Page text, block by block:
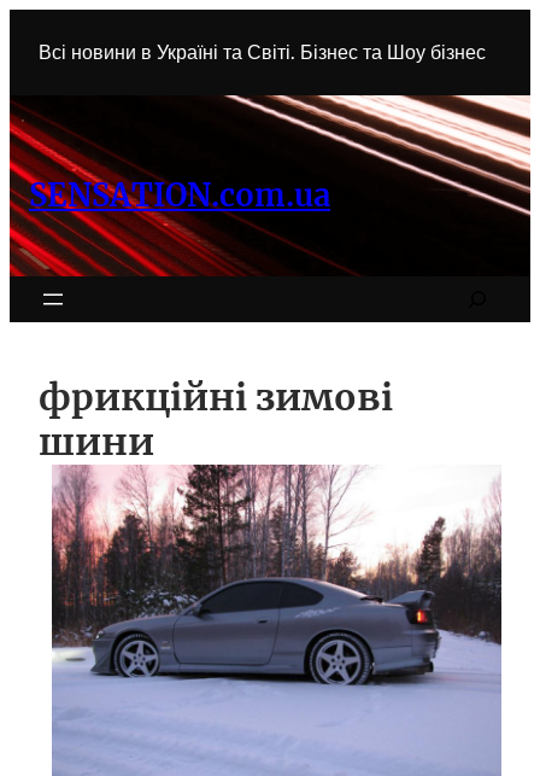
вмісту
Всі новини в Україні та Світі. Бізнес та Шоу бізнес
SENSATION.com.ua
фрикційні зимові
шини